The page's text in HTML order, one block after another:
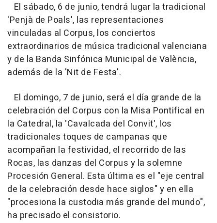
El sábado, 6 de junio, tendrá lugar la tradicional
'Penjà de Poals', las representaciones
vinculadas al Corpus, los conciertos
extraordinarios de música tradicional valenciana
y de la Banda Sinfónica Municipal de València,
además de la 'Nit de Festa'.
El domingo, 7 de junio, será el día grande de la
celebración del Corpus con la Misa Pontifical en
la Catedral, la 'Cavalcada del Convit', los
tradicionales toques de campanas que
acompañan la festividad, el recorrido de las
Rocas, las danzas del Corpus y la solemne
Procesión General. Esta última es el "eje central
de la celebración desde hace siglos" y en ella
"procesiona la custodia más grande del mundo",
ha precisado el consistorio.